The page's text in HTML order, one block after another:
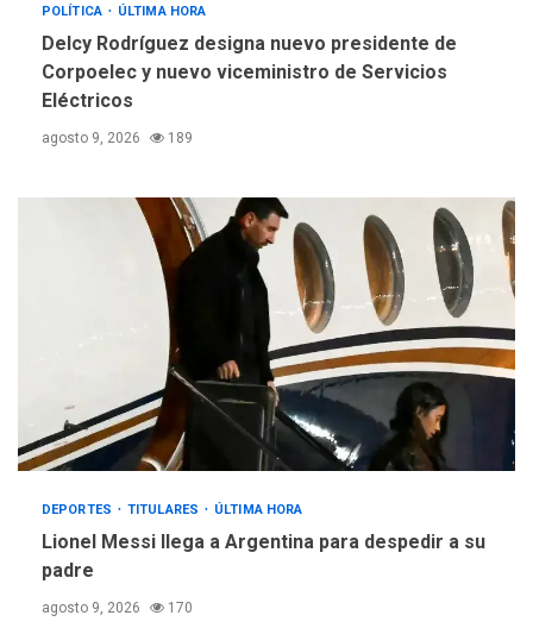
POLÍTICA ÚLTIMA HORA
Delcy Rodríguez designa nuevo presidente de
Corpoelec y nuevo viceministro de Servicios
Eléctricos
agosto 9, 2026 189
DEPORTES TITULARES ÚLTIMA HORA
Lionel Messi llega a Argentina para despedir a su
padre
agosto 9, 2026 170